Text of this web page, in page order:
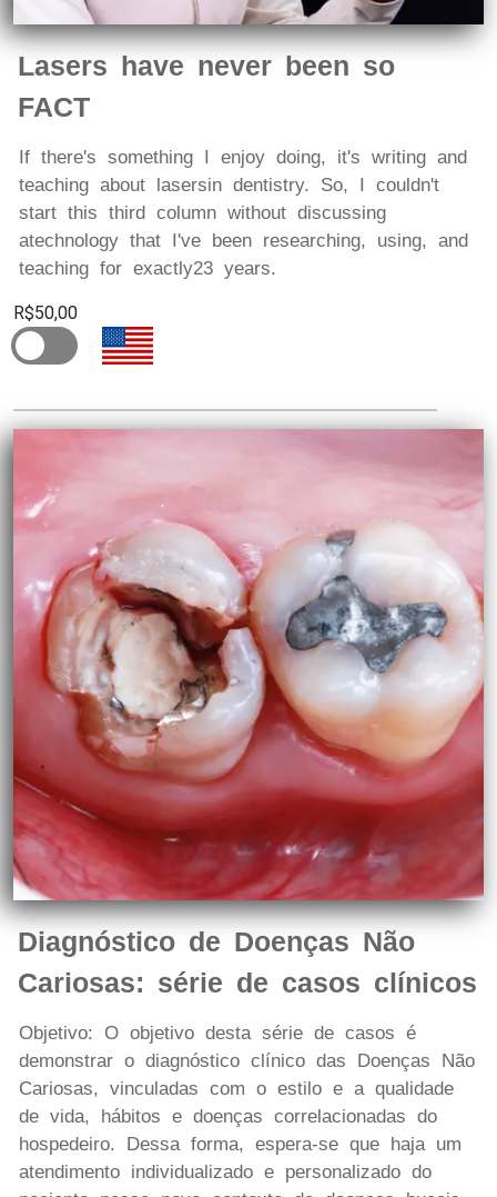
Lasers have never been so
FACT
If there's something I enjoy doing, it's writing and
teaching about lasers in dentistry. So, I couldn't
start this third column without discussing
atechnology that I've been researching, using, and
teaching for exactly23 years.
R$50,00
Diagnóstico de Doenças Não
Cariosas: série de casos clínicos
Objetivo: O objetivo desta série de casos é
demonstrar o diagnóstico clínico das Doenças Não
Cariosas, vinculadas com o estilo e a qualidade
de vida, hábitos e doenças correlacionadas do
hospedeiro. Dessa forma, espera-se que haja um
atendimento individualizado e personalizado do